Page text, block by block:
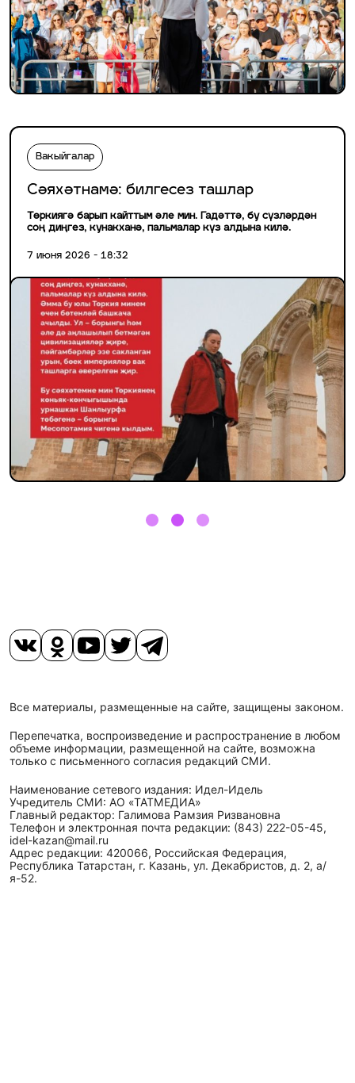
Вакыйгалар
Сәяхәтнамә: билгесез ташлар
Төркиягә барып кайттым әле мин. Гадәттә, бу сүзләрдән
соң диңгез, кунакханә, пальмалар күз алдына килә.
7 июня 2026 - 18:32
Все материалы, размещенные на сайте, защищены законом.
Перепечатка, воспроизведение и распространение в любом
объеме информации, размещенной на сайте, возможна
только с письменного согласия редакций СМИ.
Наименование сетевого издания: Идел-Идель
Учредитель СМИ: АО «ТАТМЕДИА»
Главный редактор: Галимова Рамзия Ризвановна
Телефон и электронная почта редакции: (843) 222-05-45,
idel-kazan@mail.ru
Адрес редакции: 420066, Российская Федерация,
Республика Татарстан, г. Казань, ул. Декабристов, д. 2, а/
я-52.